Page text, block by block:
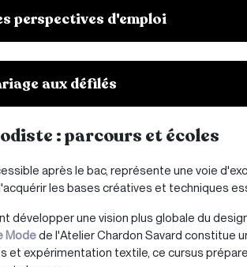
perspectives d'emploi
aux défilés
: parcours et écoles
après le bac, représente une voie
les bases créatives et techniques
développer une vision plus globale du
Modede l'Atelier Chardon Savard constitue
et expérimentation textile, ce cursus